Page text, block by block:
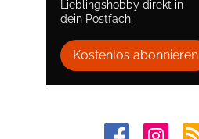
Lieblingshobby direkt in
dein Postfach.
Kostenlos abonnieren